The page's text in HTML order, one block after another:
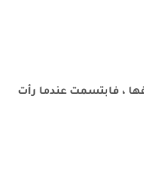
، فابتسمت عندما رأت